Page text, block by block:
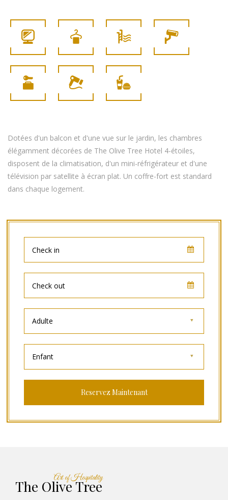
Dotées d'un balcon et d'une vue sur le jardin, les chambres
élégamment décorées de The Olive Tree Hotel 4-étoiles,
disposent de la climatisation, d'un mini-réfrigérateur et d'une
télévision par satellite à écran plat. Un coffre-fort est standard
dans chaque logement.
Adulte
Enfant
The Olive Tree
Art of Hospitality